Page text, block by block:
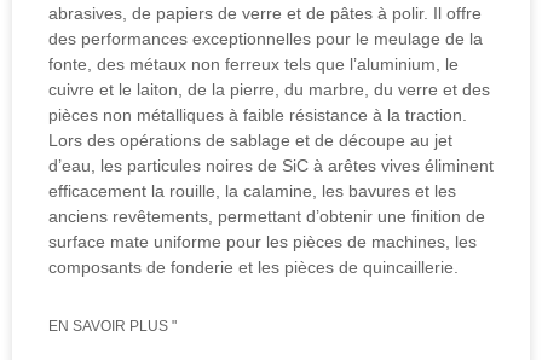
abrasives, de papiers de verre et de pâtes à polir. Il offre
des performances exceptionnelles pour le meulage de la
fonte, des métaux non ferreux tels que l’aluminium, le
cuivre et le laiton, de la pierre, du marbre, du verre et des
pièces non métalliques à faible résistance à la traction.
Lors des opérations de sablage et de découpe au jet
d’eau, les particules noires de SiC à arêtes vives éliminent
efficacement la rouille, la calamine, les bavures et les
anciens revêtements, permettant d’obtenir une finition de
surface mate uniforme pour les pièces de machines, les
composants de fonderie et les pièces de quincaillerie.
EN SAVOIR PLUS "